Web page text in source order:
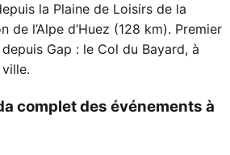
la Plaine de Loisirs de la
de l’Alpe d’Huez (128 km). Premier
Gap : le Col du Bayard, à
complet des événements à